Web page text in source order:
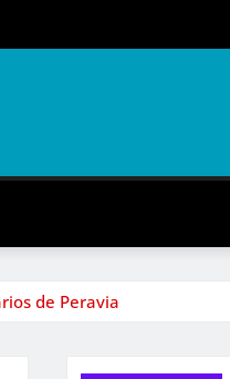
de Peravia